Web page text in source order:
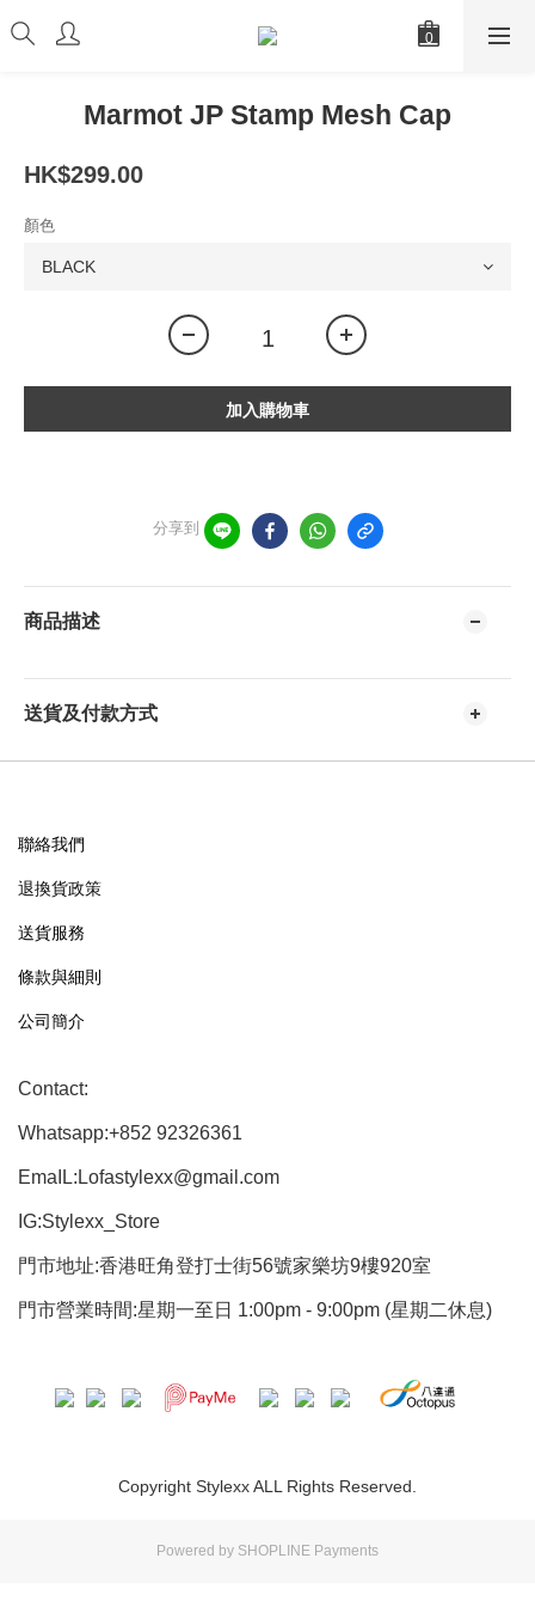
Marmot JP Stamp Mesh Cap
HK$299.00
顏色
加入購物車
分享到
商品描述
送貨及付款方式
聯絡我們
退換貨政策
送貨服務
條款與細則
公司簡介
Contact:
Whatsapp:+852 92326361
EmaIL:Lofastylexx@gmail.com
IG:Stylexx_Store
門市地址:香港旺角登打士街56號家樂坊9樓920室
門市營業時間:星期一至日 1:00pm - 9:00pm (星期二休息)
Copyright Stylexx ALL Rights Reserved.
Powered by SHOPLINE Payments